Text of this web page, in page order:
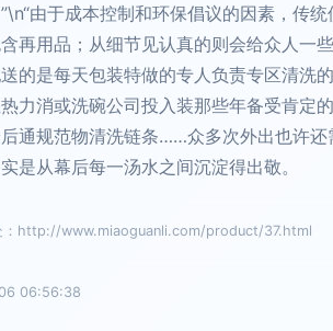
由于成本控制和环保倡议的因素，传
再用品；从细节见认真的则会给众人一
的是每天包装特做的专人负责专区清
力消或洗碗公司投入装那些年备受肯定
通规范物清洗链条……众多次外出也许
是从幕后每一汤水之间沉淀得出敬。
：http://www.miaoguanli.com/product/37.html
06:56:38